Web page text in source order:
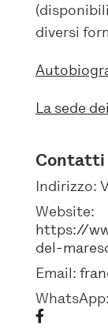
diversi
La sede
Contatti
Indirizzo:
Website:
https://
del-
Email:
WhatsApp:
facebook